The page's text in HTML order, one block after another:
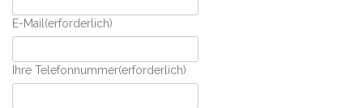
E-Mail (erforderlich)
Ihre Telefonnummer(erforderlich)